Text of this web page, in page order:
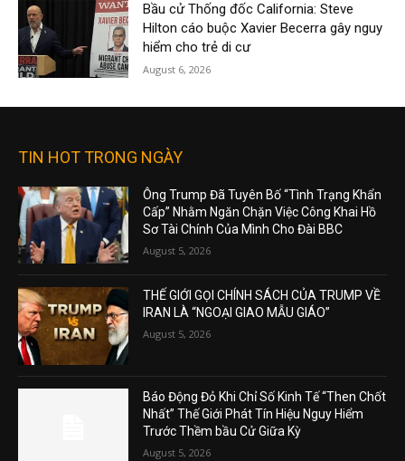
Bầu cử Thống đốc California: Steve
Hilton cáo buộc Xavier Becerra gây nguy
hiểm cho trẻ di cư
August 6, 2026
TIN HOT TRONG NGÀY
Ông Trump Đã Tuyên Bố “Tình Trạng Khẩn
Cấp” Nhằm Ngăn Chặn Việc Công Khai Hồ
Sơ Tài Chính Của Mình Cho Đài BBC
August 5, 2026
THẾ GIỚI GỌI CHÍNH SÁCH CỦA TRUMP VỀ
IRAN LÀ “NGOẠI GIAO MẪU GIÁO”
August 5, 2026
Báo Động Đỏ Khi Chỉ Số Kinh Tế “Then Chốt
Nhất” Thế Giới Phát Tín Hiệu Nguy Hiểm
Trước Thềm bầu Cử Giữa Kỳ
August 5, 2026